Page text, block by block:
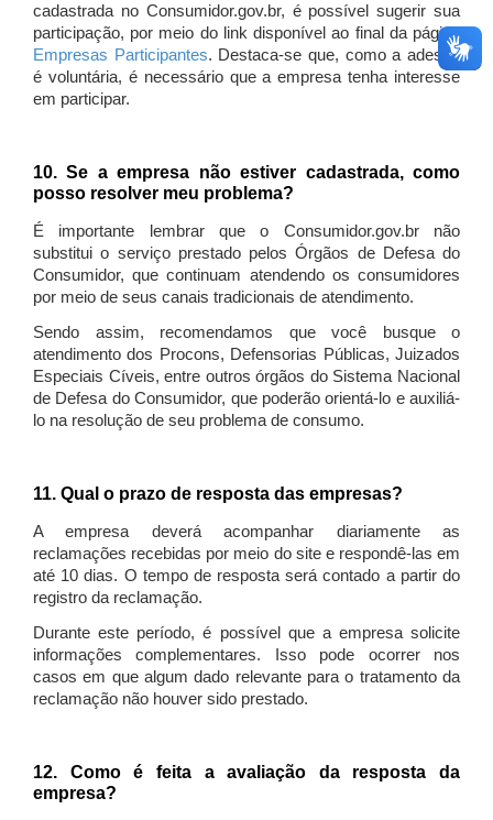
cadastrada no Consumidor.gov.br, é possível sugerir sua
participação, por meio do link disponível ao final da página
Empresas Participantes. Destaca-se que, como a adesão
é voluntária, é necessário que a empresa tenha interesse
em participar.
10. Se a empresa não estiver cadastrada, como
posso resolver meu problema?
É importante lembrar que o Consumidor.gov.br não
substitui o serviço prestado pelos Órgãos de Defesa do
Consumidor, que continuam atendendo os consumidores
por meio de seus canais tradicionais de atendimento.
Sendo assim, recomendamos que você busque o
atendimento dos Procons, Defensorias Públicas, Juizados
Especiais Cíveis, entre outros órgãos do Sistema Nacional
de Defesa do Consumidor, que poderão orientá-lo e auxiliá-
lo na resolução de seu problema de consumo.
11. Qual o prazo de resposta das empresas?
A empresa deverá acompanhar diariamente as
reclamações recebidas por meio do site e respondê-las em
até 10 dias. O tempo de resposta será contado a partir do
registro da reclamação.
Durante este período, é possível que a empresa solicite
informações complementares. Isso pode ocorrer nos
casos em que algum dado relevante para o tratamento da
reclamação não houver sido prestado.
12. Como é feita a avaliação da resposta da
empresa?